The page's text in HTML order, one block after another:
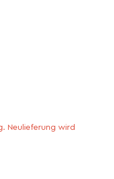
Neulieferung wird